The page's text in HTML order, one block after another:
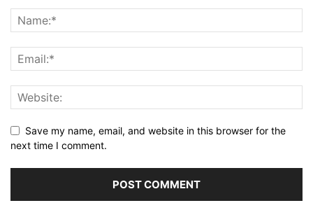
Save my name, email, and website in this browser for the
next time I comment.